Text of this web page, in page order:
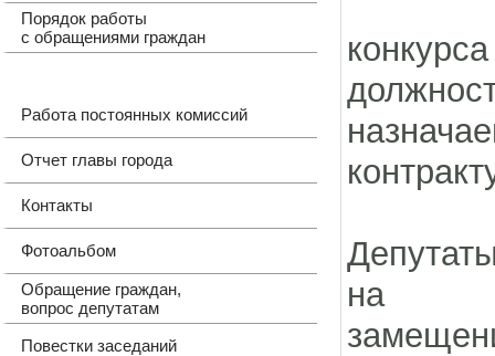
Порядок работы
с обращениями граждан
Работа постоянных комиссий
Отчет главы города
Контакты
Фотоальбом
Обращение граждан,
вопрос депутатам
Повестки заседаний
на